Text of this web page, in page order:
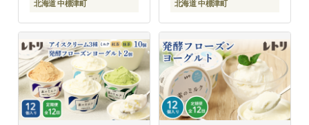
北海道 中標津町 北海道 中標津町